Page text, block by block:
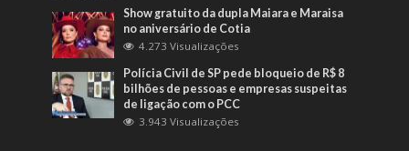
Show gratuito da dupla Maiara e Maraisa
no aniversário de Cotia
4.273 Visualizações
Polícia Civil de SP pede bloqueio de R$ 8
bilhões de pessoas e empresas suspeitas
de ligação com o PCC
3.943 Visualizações